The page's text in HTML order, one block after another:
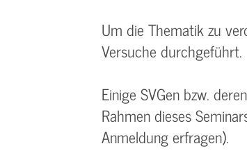
Um die Thematik zu
Versuche durchgeführt.
Einige SVGen bzw.
Rahmen dieses
Anmeldung erfragen).